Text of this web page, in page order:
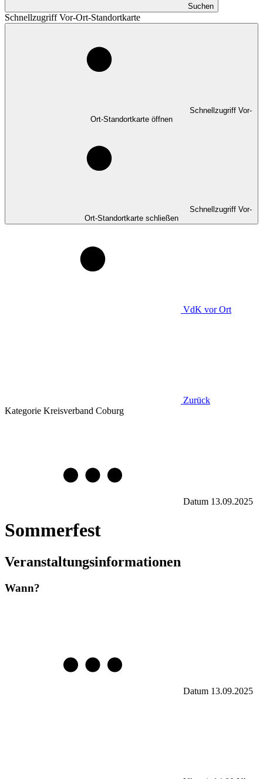
Suchen
Schnellzugriff Vor-Ort-Standortkarte
Schnellzugriff Vor-
Ort-Standortkarte öffnen
Schnellzugriff Vor-
Ort-Standortkarte schließen
VdK vor Ort
Zurück
Kategorie Kreisverband Coburg
Datum 13.09.2025
Sommerfest
Veranstaltungsinformationen
Wann?
Datum 13.09.2025